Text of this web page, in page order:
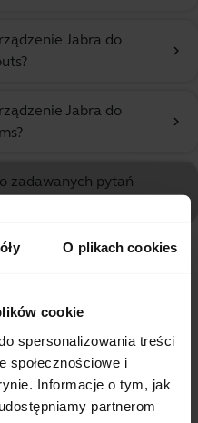
O plikach cookies
cookie
spersonalizowania treści
społecznościowe i
Informacje o tym, jak
partnerom
Jabra do
chevron_right
Jabra do
chevron_right
zadawanych pytań
produktów